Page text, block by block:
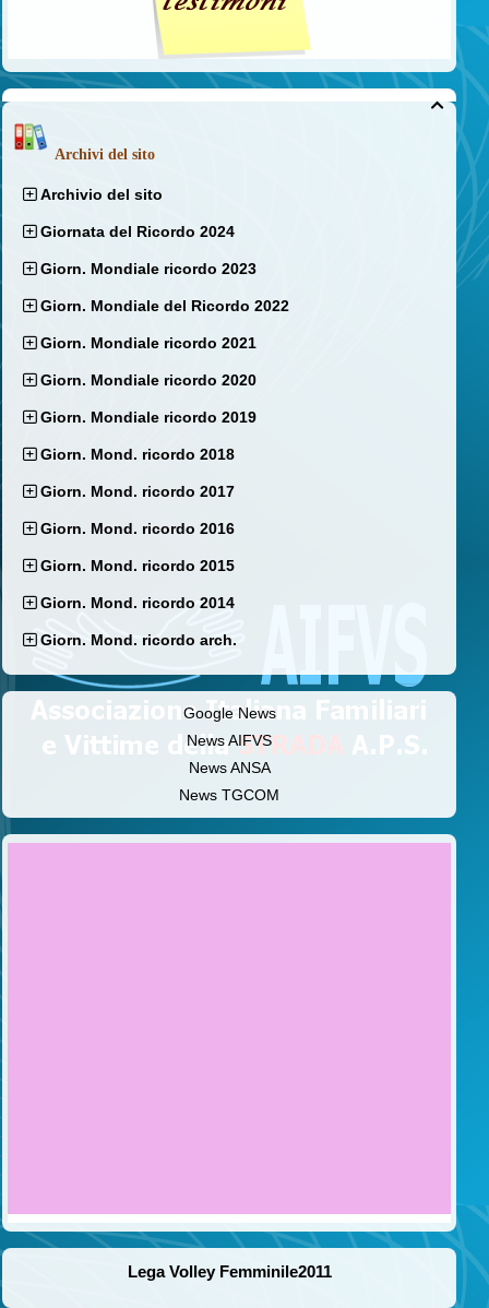

Archivi del sito
Archivio del sito
Giornata del Ricordo 2024
Giorn. Mondiale ricordo 2023
Giorn. Mondiale del Ricordo 2022
Giorn. Mondiale ricordo 2021
Giorn. Mondiale ricordo 2020
Giorn. Mondiale ricordo 2019
Giorn. Mond. ricordo 2018
Giorn. Mond. ricordo 2017
Giorn. Mond. ricordo 2016
Giorn. Mond. ricordo 2015
Giorn. Mond. ricordo 2014
Giorn. Mond. ricordo arch.
Google News
News AIFVS
News ANSA
News TGCOM
Lega Volley Femminile2011